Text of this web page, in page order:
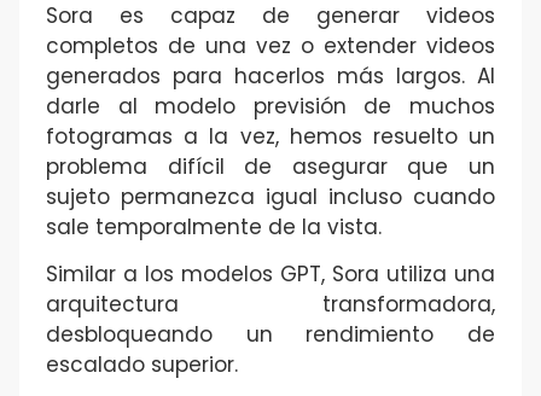
Sora es capaz de generar videos
completos de una vez o extender videos
generados para hacerlos más largos. Al
darle al modelo previsión de muchos
fotogramas a la vez, hemos resuelto un
problema difícil de asegurar que un
sujeto permanezca igual incluso cuando
sale temporalmente de la vista.
Similar a los modelos GPT, Sora utiliza una
arquitectura transformadora,
desbloqueando un rendimiento de
escalado superior.